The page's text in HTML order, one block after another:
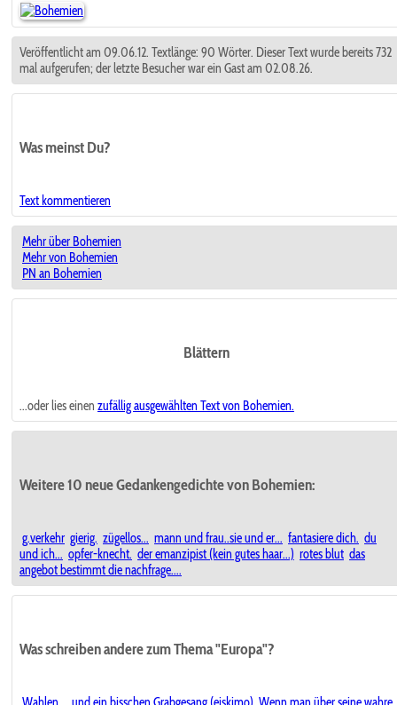
Veröffentlicht am 09.06.12. Textlänge: 90 Wörter. Dieser Text wurde bereits 732
mal aufgerufen; der letzte Besucher war ein Gast am 02.08.26.
Was meinst Du?
Text kommentieren
Mehr über Bohemien
Mehr von Bohemien
PN an Bohemien
Blättern
...oder lies einen zufällig ausgewählten Text von Bohemien.
Weitere 10 neue Gedankengedichte von Bohemien:
g.verkehr gierig. zügellos... mann und frau..sie und er... fantasiere dich. du
und ich... opfer-knecht. der emanzipist (kein gutes haar...) rotes blut das
angebot bestimmt die nachfrage....
Was schreiben andere zum Thema "Europa"?